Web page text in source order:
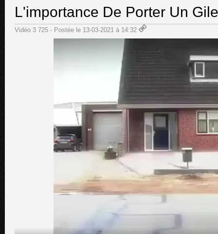
L'importance De Porter Un
Vidéo 3 725 - Postée le 13-03-2021 à 14:32